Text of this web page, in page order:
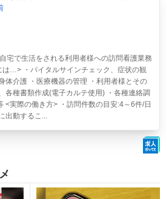
宅で生活をされる利用者様への訪問看護業務
は…> ・バイタルサインチェック、症状の観
体介護 ・医療機器の管理 ・利用者様とその
各種書類作成(電子カルテ使用) ・各種連絡調
<実際の働き方> ・訪問件数の目安:4～6件/日
出動するこ...